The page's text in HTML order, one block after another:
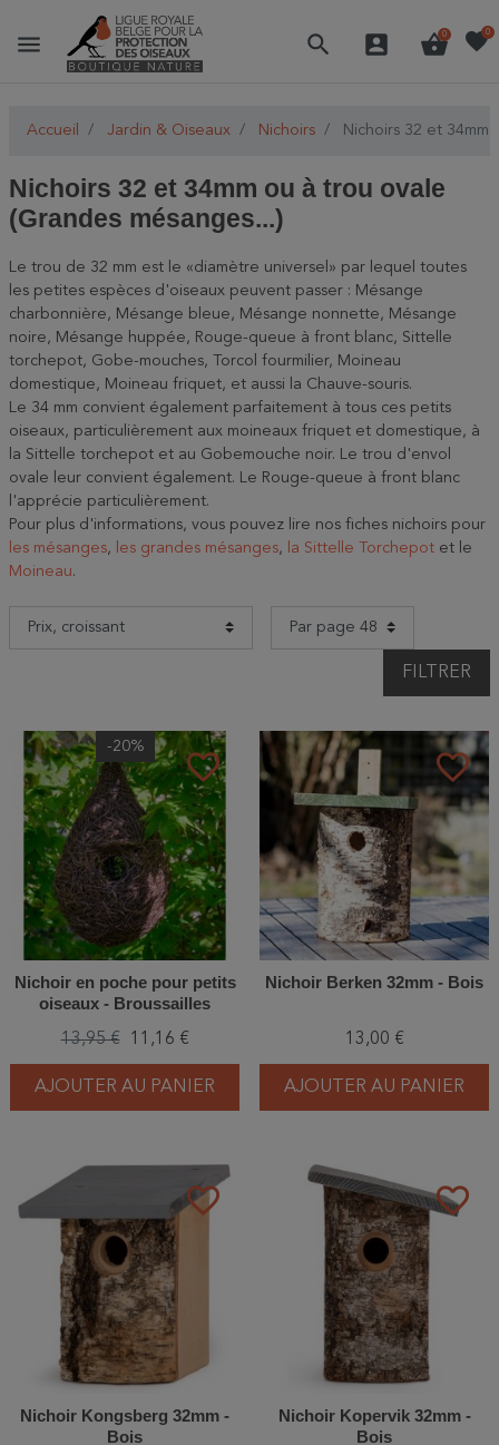
menu search account_box shopping_basket
0 favorite0
Accueil Jardin & Oiseaux Nichoirs Nichoirs 32 et 34mm
Nichoirs 32 et 34mm ou à trou ovale
(Grandes mésanges...)
Le trou de 32 mm est le «diamètre universel» par lequel toutes
les petites espèces d'oiseaux peuvent passer : Mésange
charbonnière, Mésange bleue, Mésange nonnette, Mésange
noire, Mésange huppée, Rouge-queue à front blanc, Sittelle
torchepot, Gobe-mouches, Torcol fourmilier, Moineau
domestique, Moineau friquet, et aussi la Chauve-souris.
Le 34 mm convient également parfaitement à tous ces petits
oiseaux, particulièrement aux moineaux friquet et domestique, à
la Sittelle torchepot et au Gobemouche noir. Le trou d'envol
ovale leur convient également. Le Rouge-queue à front blanc
l'apprécie particulièrement.
Pour plus d'informations, vous pouvez lire nos fiches nichoirs pour
les mésanges, les grandes mésanges, la Sittelle Torchepot et le
Moineau.
FILTRER
favorite_border
-20%
Nichoir en poche pour petits
oiseaux - Broussailles
13,95 € 11,16 €
AJOUTER AU PANIER
favorite_border
Nichoir Berken 32mm - Bois
13,00 €
AJOUTER AU PANIER
favorite_border
Nichoir Kongsberg 32mm -
Bois
favorite_border
Nichoir Kopervik 32mm -
Bois